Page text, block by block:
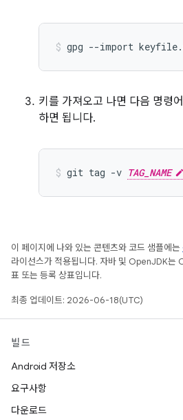
gpg --import
키를 가져오고 나면 다음 명령
하면 됩니다.
git tag -v TAG_NAME
이 페이지에 나와 있는 콘텐츠와 코드 샘플에는
라이선스가 적용됩니다. 자바 및 OpenJDK
표 또는 등록 상표입니다.
최종 업데이트: 2026-06-18(UTC)
빌드
Android 저장소
요구사항
다운로드